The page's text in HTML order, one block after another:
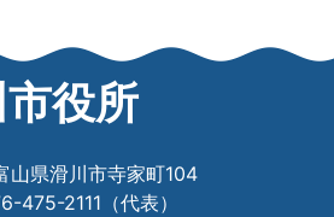
役所
県滑川市寺家町104
475-2111（代表）